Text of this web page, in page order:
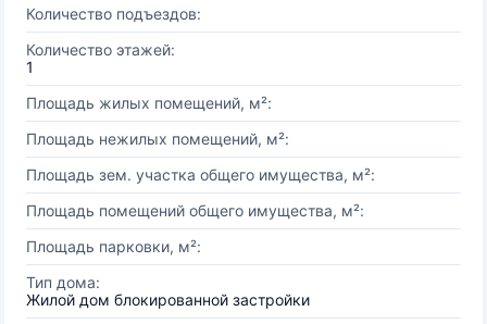
Количество подъездов:
Количество этажей:
1
Площадь жилых помещений, м²:
Площадь нежилых помещений, м²:
Площадь зем. участка общего имущества, м²:
Площадь помещений общего имущества, м²:
Площадь парковки, м²:
Тип дома:
Жилой дом блокированной застройки